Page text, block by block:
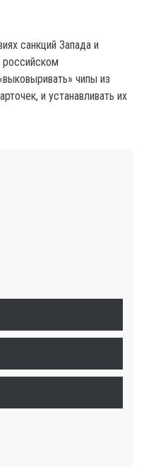
санкций Запада и
чипы из
и устанавливать их